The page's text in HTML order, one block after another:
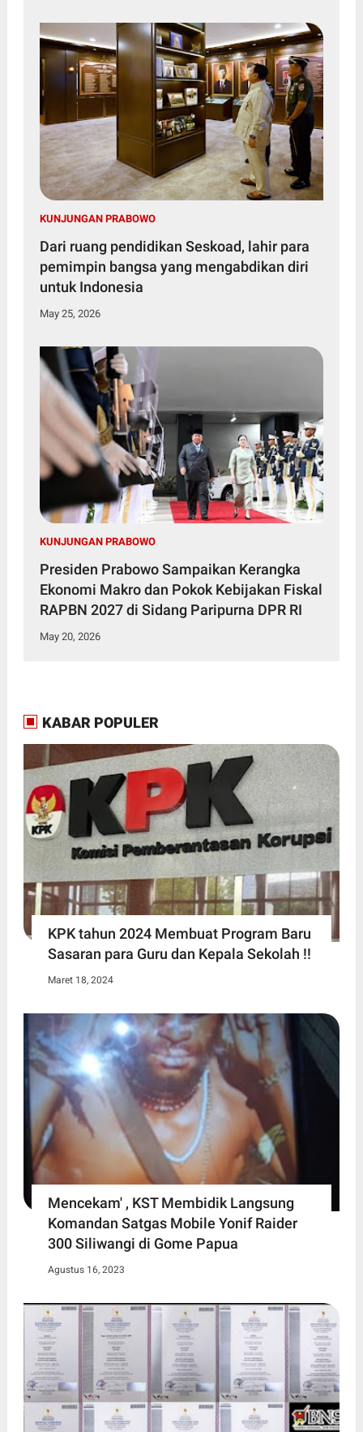
KUNJUNGAN PRABOWO
Dari ruang pendidikan Seskoad, lahir para
pemimpin bangsa yang mengabdikan diri
untuk Indonesia
May 25, 2026
KUNJUNGAN PRABOWO
Presiden Prabowo Sampaikan Kerangka
Ekonomi Makro dan Pokok Kebijakan Fiskal
RAPBN 2027 di Sidang Paripurna DPR RI
May 20, 2026
KABAR POPULER
KPK tahun 2024 Membuat Program Baru
Sasaran para Guru dan Kepala Sekolah !!
Maret 18, 2024
Mencekam' , KST Membidik Langsung
Komandan Satgas Mobile Yonif Raider
300 Siliwangi di Gome Papua
Agustus 16, 2023